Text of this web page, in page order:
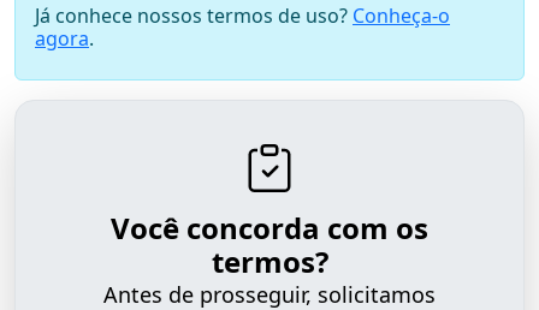
Já conhece nossos termos de uso? Conheça-o
agora.
Você concorda com os
termos?
Antes de prosseguir, solicitamos